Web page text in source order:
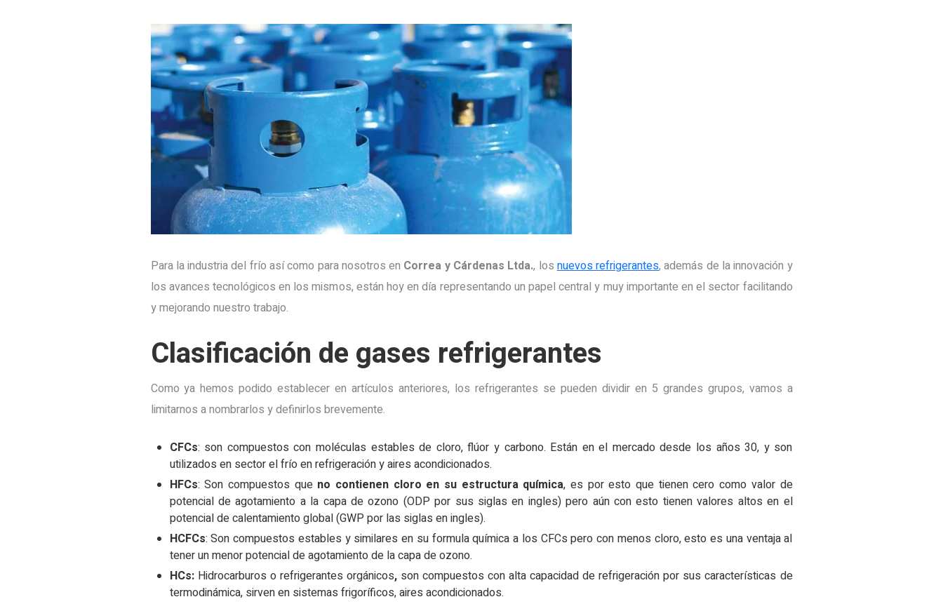
Para la industria del frío así como para nosotros en Correa y Cárdenas Ltda., losnuevos refrigerantes, además de la innovación y
los avances tecnológicos en los mismos, están hoy en día representando un papel central y muy importante en el sector facilitando
y mejorando nuestro trabajo.
Clasificación de gases refrigerantes
Como ya hemos podido establecer en artículos anteriores, los refrigerantes se pueden dividir en 5 grandes grupos, vamos a
limitarnos a nombrarlos y definirlos brevemente.
CFCs: son compuestos con moléculas estables de cloro, flúor y carbono. Están en el mercado desde los años 30, y son
utilizados en sector el frío en refrigeración y aires acondicionados.
HFCs: Son compuestos que no contienen cloro en su estructura química, es por esto que tienen cero como valor de
potencial de agotamiento a la capa de ozono (ODP por sus siglas en ingles) pero aún con esto tienen valores altos en el
potencial de calentamiento global (GWP por las siglas en ingles).
HCFCs: Son compuestos estables y similares en su formula química a los CFCs pero con menos cloro, esto es una ventaja al
tener un menor potencial de agotamiento de la capa de ozono.
HCs: Hidrocarburos o refrigerantes orgánicos, son compuestos con alta capacidad de refrigeración por sus características de
termodinámica, sirven en sistemas frigoríficos, aires acondicionados.